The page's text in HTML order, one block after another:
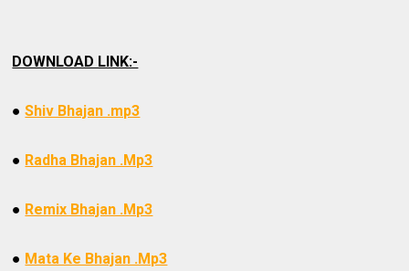
DOWNLOAD LINK:-
●Shiv Bhajan .mp3
● Radha Bhajan .Mp3
● Remix Bhajan .Mp3
● Mata Ke Bhajan .Mp3